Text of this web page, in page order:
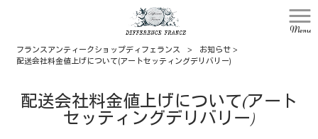
Menu
フランスアンティークショップディフェランス > お知らせ >
配送会社料金値上げについて(アートセッティングデリバリー)
配送会社料金値上げについて(アート
セッティングデリバリー)